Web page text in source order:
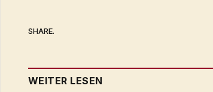
SHARE.
WEITER LESEN